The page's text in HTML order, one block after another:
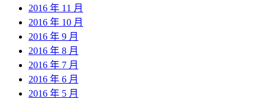
2016 年 11 月
2016 年 10 月
2016 年 9 月
2016 年 8 月
2016 年 7 月
2016 年 6 月
2016 年 5 月